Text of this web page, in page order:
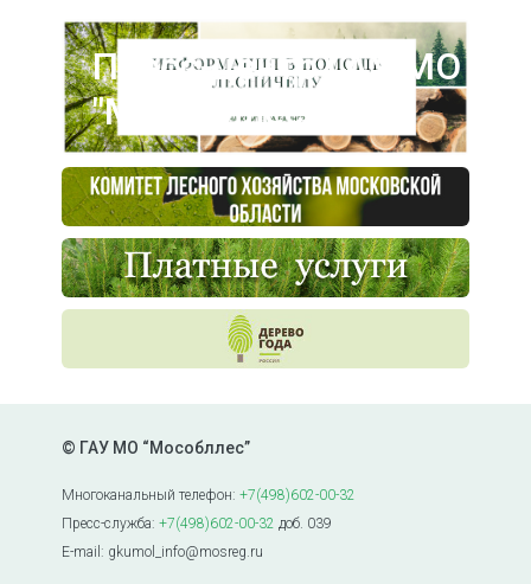
Пресс-центр ГАУ МО
"Мособллес"
© ГАУ МО “Мособллес”
Многоканальный телефон:+7(498)602-00-32
Пресс-служба:+7(498)602-00-32 доб. 039
E-mail: gkumol_info@mosreg.ru